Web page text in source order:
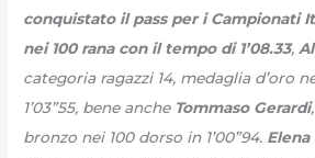
conquistato il pass per i Campionati
nei 100 rana con il tempo di 1’08.33,
categoria ragazzi 14, medaglia d’oro
1’03”55, bene anche Tommaso Gerardi
bronzo nei 100 dorso in 1’00”94. Elena